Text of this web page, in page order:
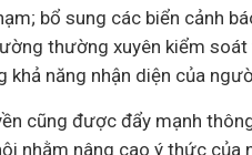
bổ sung các biển cảnh
thường xuyên kiểm
năng nhận diện của
cũng được đẩy mạnh
nhằm nâng cao ý thức